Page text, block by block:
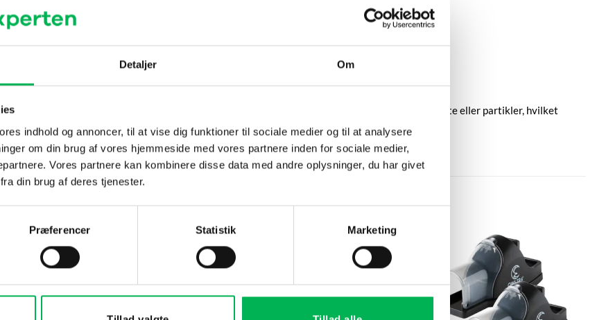
Detaljer Om
indhold og annoncer, til at vise dig funktioner til sociale medier og til at analysere
om din brug af vores hjemmeside med vores partnere inden for sociale medier,
Vores partnere kan kombinere disse data med andre oplysninger, du har givet
din brug af deres tjenester.
Præferencer Statistik Marketing
af skadedyrsprodukter.
og komfort under arbejdet.
klar til hver opgave.
Ved at bruge disse handsker mindsker du risikoen for uønsket overførsel af lugte eller partikler, hvilket
og hygiejnisk måde.
-28% -25%